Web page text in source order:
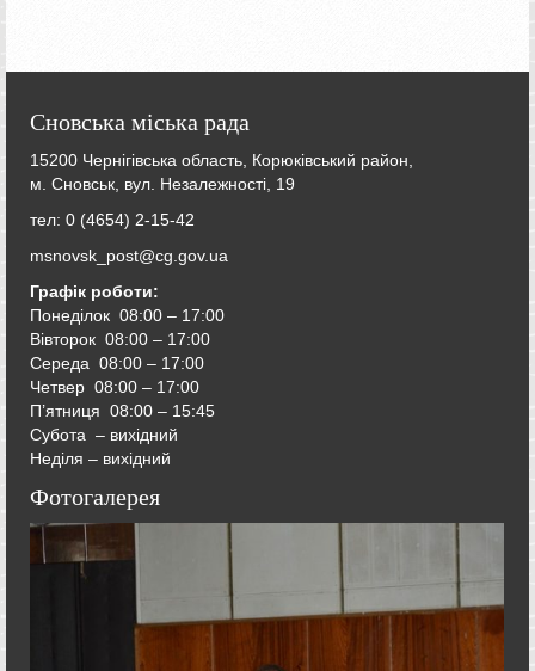
Сновська міська рада
15200 Чернігівська область, Корюківський район,
м. Сновськ, вул. Незалежності, 19
тел: 0 (4654) 2-15-42
msnovsk_post@cg.gov.ua
Графік роботи:
Понеділок 08:00 – 17:00
Вівторок 08:00 – 17:00
Середа 08:00 – 17:00
Четвер 08:00 – 17:00
П’ятниця 08:00 – 15:45
Субота – вихідний
Неділя – вихідний
Фотогалерея